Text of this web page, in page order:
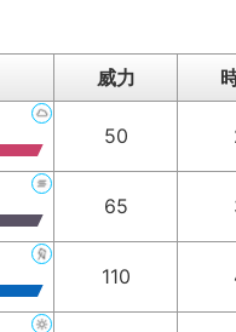
威力
50
65
110